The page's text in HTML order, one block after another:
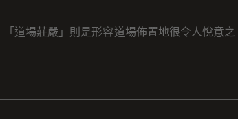
或
道場莊嚴」則是形容道場佈置地很令人悅意之